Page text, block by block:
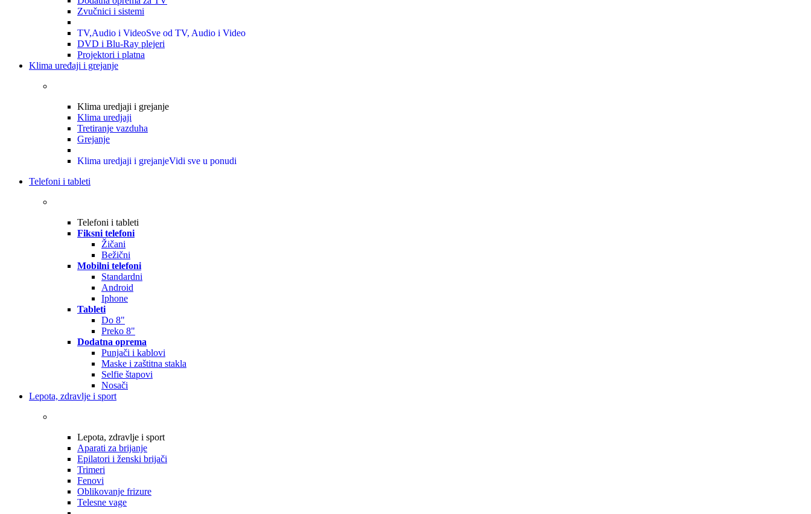
Zvučnici i sistemi
TV,Audio i VideoSve od TV, Audio i Video
DVD i Blu-Ray plejeri
Projektori i platna
Klima uređaji i grejanje
Klima uredjaji i grejanje
Klima uredjaji
Tretiranje vazduha
Grejanje
Klima uredjaji i grejanjeVidi sve u ponudi
Telefoni i tableti
Telefoni i tableti
Fiksni telefoni
Žičani
Bežični
Mobilni telefoni
Standardni
Android
Iphone
Tableti
Do 8"
Preko 8"
Dodatna oprema
Punjači i kablovi
Maske i zaštitna stakla
Selfie štapovi
Nosači
Lepota, zdravlje i sport
Lepota, zdravlje i sport
Aparati za brijanje
Epilatori i ženski brijači
Trimeri
Fenovi
Oblikovanje frizure
Telesne vage